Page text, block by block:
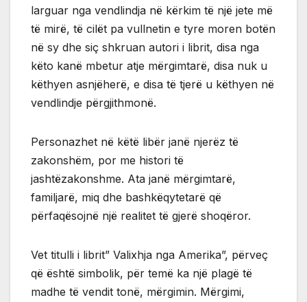
larguar nga vendlindja në kërkim të një jete më
të mirë, të cilët pa vullnetin e tyre moren botën
në sy dhe siç shkruan autori i librit, disa nga
këto kanë mbetur atje mërgimtarë, disa nuk u
këthyen asnjëherë, e disa të tjerë u këthyen në
vendlindje përgjithmonë.
Personazhet në këtë libër janë njerëz të
zakonshëm, por me histori të
jashtëzakonshme. Ata janë mërgimtarë,
familjarë, miq dhe bashkëqytetarë që
përfaqësojnë një realitet të gjerë shoqëror.
Vet titulli i librit” Valixhja nga Amerika”, përveç
që është simbolik, për temë ka një plagë të
madhe të vendit tonë, mërgimin. Mërgimi,